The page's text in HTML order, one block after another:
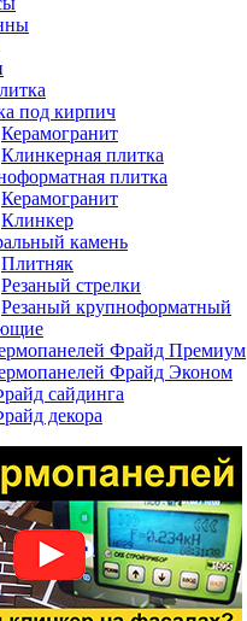
под кирпич
Керамогранит
Клинкерная плитка
плитка
Керамогранит
Клинкер
камень
Плитняк
Резаный стрелки
Резаный крупноформатный
Фрайд Премиум
Фрайд Эконом
сайдинга
декора